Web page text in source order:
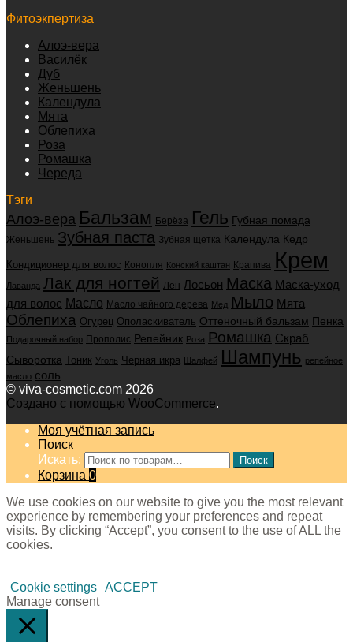
Фитоэкпертиза
Алоэ-вера
Василёк
Дуб
Женьшень
Календула
Мята
Облепиха
Роза
Ромашка
Череда
Тэги
Алоэ-вера Бальзам Берёза Гель Губная помада
Женьшень Зубная паста Зубная щетка Календула Кедр
Кондиционер для волос Конопля Конский каштан Крапива Крем
Лаванда Лак для ногтей Лен Лосьон Маска Маска-уход
для волос Масло Масло чайного дерева Мед Мыло Мята
Облепиха Огурец Ополаскиватель Оттеночный бальзам Пенка
Подарочный набор Прополис Репейник Роза Ромашка Скраб
Сыворотка Тоник Уголь Черная икра Шалфей Шампунь репейное
масло соль
© viva-cosmetic.com 2026
Создано с помощью WooCommerce.
Моя учётная запись
Поиск
Искать:
Поиск
Корзина 0
We use cookies on our website to give you the most relevant
experience by remembering your preferences and repeat
visits. By clicking “Accept”, you consent to the use of ALL the
cookies.
Cookie settings ACCEPT
Manage consent